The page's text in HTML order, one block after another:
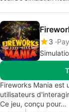
3
Fireworks Mania est
utilisateurs
Ce jeu, conçu pour…